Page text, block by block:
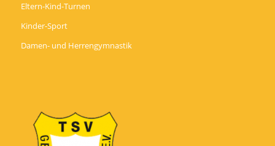
Eltern-Kind-Turnen
Kinder-Sport
Damen- und Herrengymnastik